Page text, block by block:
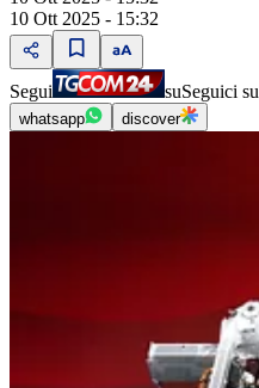
10 Ott 2025 - 15:32
Segui suSeguici su
whatsapp discover